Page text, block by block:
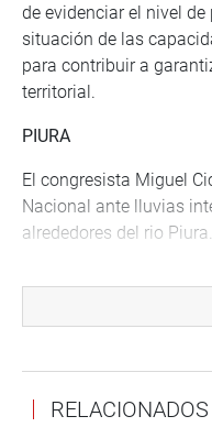
de evidenciar el nivel
situación de las
para contribuir a
territorial.
PIURA
El congresista Miguel
Nacional ante lluvias
alrededores del rio Piura.
gobernador regional de
general.
Luego, asistió al evento
ciudadana”. En la cita,
de 36 motos y 6
RELACIONADOS